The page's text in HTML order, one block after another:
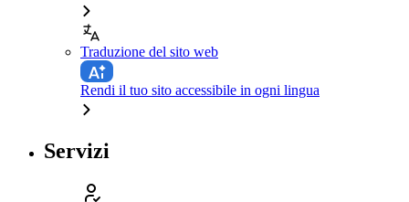
Traduzione del sito web
Rendi il tuo sito accessibile in ogni lingua
Servizi